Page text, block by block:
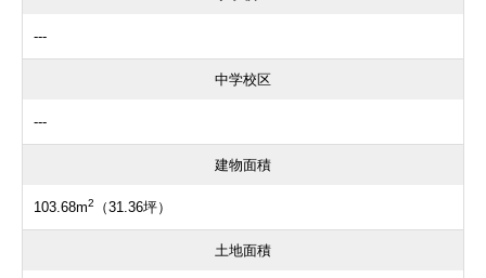
---
中学校区
---
建物面積
103.68m2 （31.36坪）
土地面積